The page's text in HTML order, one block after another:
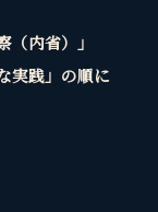
内省）」
実践」の順に